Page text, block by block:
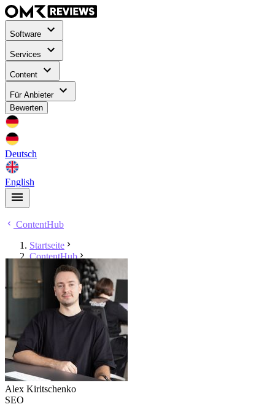
Software
Services
Content
Für Anbieter
Bewerten
Deutsch
English
ContentHub
Startseite
ContentHub
Alex Kiritschenko
Alex Kiritschenko
SEO